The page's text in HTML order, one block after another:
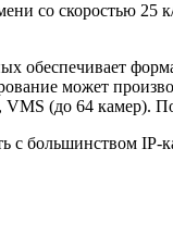
со скоростью
обеспечивает
может
VMS (до 64 камер).
с большинством